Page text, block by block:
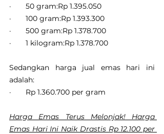
·       50 gram:Rp 1.395.050
·       100 gram:Rp 1.393.300
·       500 gram:Rp 1.378.700
·       1 kilogram:Rp 1.378.700
Sedangkan harga jual emas hari ini
adalah:
·       Rp 1.360.700 per gram
Harga Emas Terus Melonjak! Harga
Emas Hari Ini Naik Drastis Rp 12.100 per